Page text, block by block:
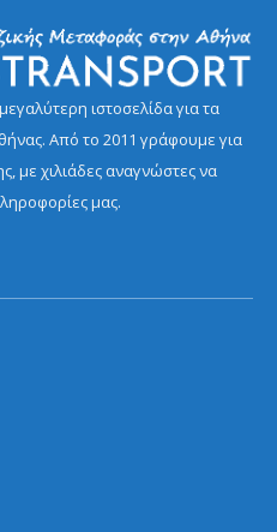
ιστοσελίδα για τα
Από το 2011 γράφουμε για
με χιλιάδες αναγνώστες να
μας.